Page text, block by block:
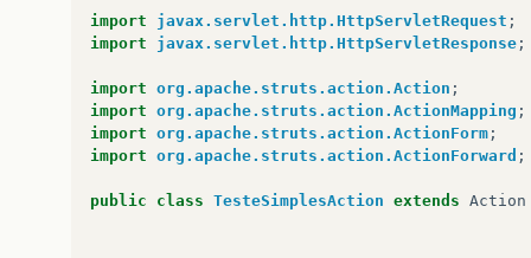
import javax.servlet.http.HttpServletRequest ;
import
javax.servlet.http.HttpServletResponse ;
import org.apache.struts.action.Action ;
import org.apache.struts.action.ActionMapping ;
import org.apache.struts.action.ActionForm ;
import org.apache.struts.action.ActionForward ;
public class TesteSimplesAction extends Action